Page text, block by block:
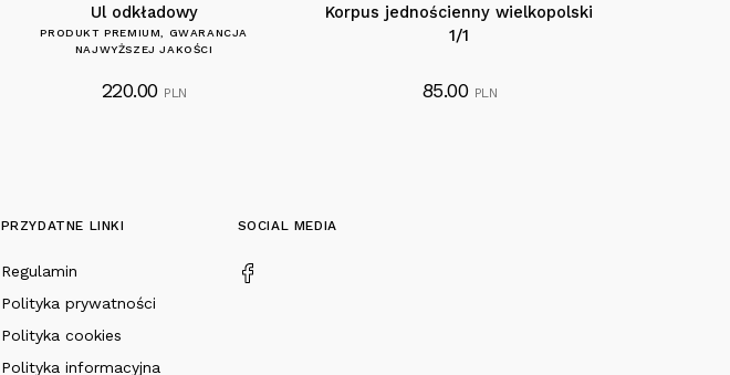
Ul odkładowy
PRODUKT PREMIUM, GWARANCJA
NAJWYŻSZEJ JAKOŚCI
220.00 PLN
Korpus jednościenny wielkopolski
1/1
85.00 PLN
PRZYDATNE LINKI
Regulamin
Polityka prywatności
Polityka cookies
Polityka informacyjna
SOCIAL MEDIA